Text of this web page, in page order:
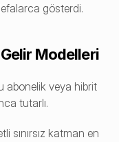
gösterdi.
Modelleri
abonelik veya hibrit
tutarlı.
sınırsız katman en